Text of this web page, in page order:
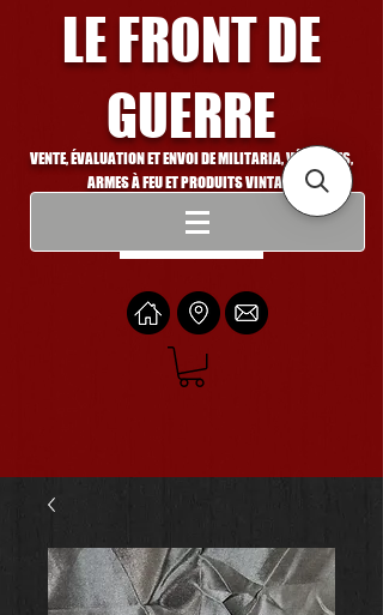
LE FRONT DE
GUERRE
VENTE, ÉVALUATION ET ENVOI DE MILITARIA, VÉHICULES,
ARMES À FEU ET PRODUITS VINTAGE
Se connecter